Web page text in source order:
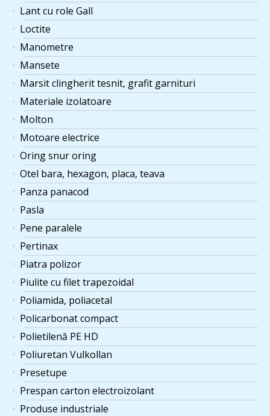
Lant cu role Gall
Loctite
Manometre
Mansete
Marsit clingherit tesnit, grafit garnituri
Materiale izolatoare
Molton
Motoare electrice
Oring snur oring
Otel bara, hexagon, placa, teava
Panza panacod
Pasla
Pene paralele
Pertinax
Piatra polizor
Piulite cu filet trapezoidal
Poliamida, poliacetal
Policarbonat compact
Polietilenă PE HD
Poliuretan Vulkollan
Presetupe
Prespan carton electroizolant
Produse industriale